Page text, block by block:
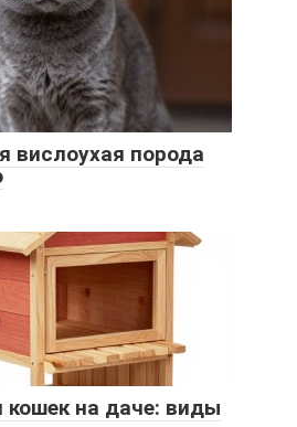
вислоухая порода
на даче: виды